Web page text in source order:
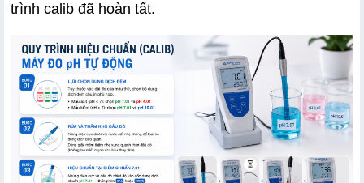
trình calib đã hoàn tất.